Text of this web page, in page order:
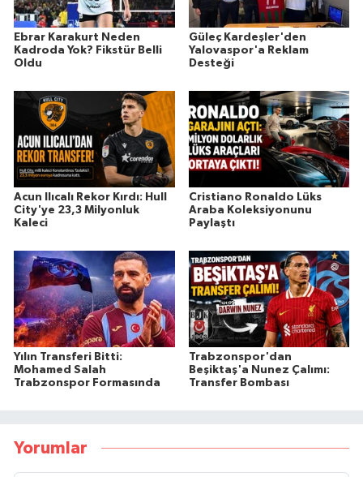
Ebrar Karakurt Neden
Kadroda Yok? Fikstür Belli
Oldu
Güleç Kardeşler'den
Yalovaspor'a Reklam
Desteği
Acun Ilıcalı Rekor Kırdı: Hull
City'ye 23,3 Milyonluk
Kaleci
Cristiano Ronaldo Lüks
Araba Koleksiyonunu
Paylaştı
Yılın Transferi Bitti:
Mohamed Salah
Trabzonspor Formasında
Trabzonspor'dan
Beşiktaş'a Nunez Çalımı:
Transfer Bombası
Yorumlar